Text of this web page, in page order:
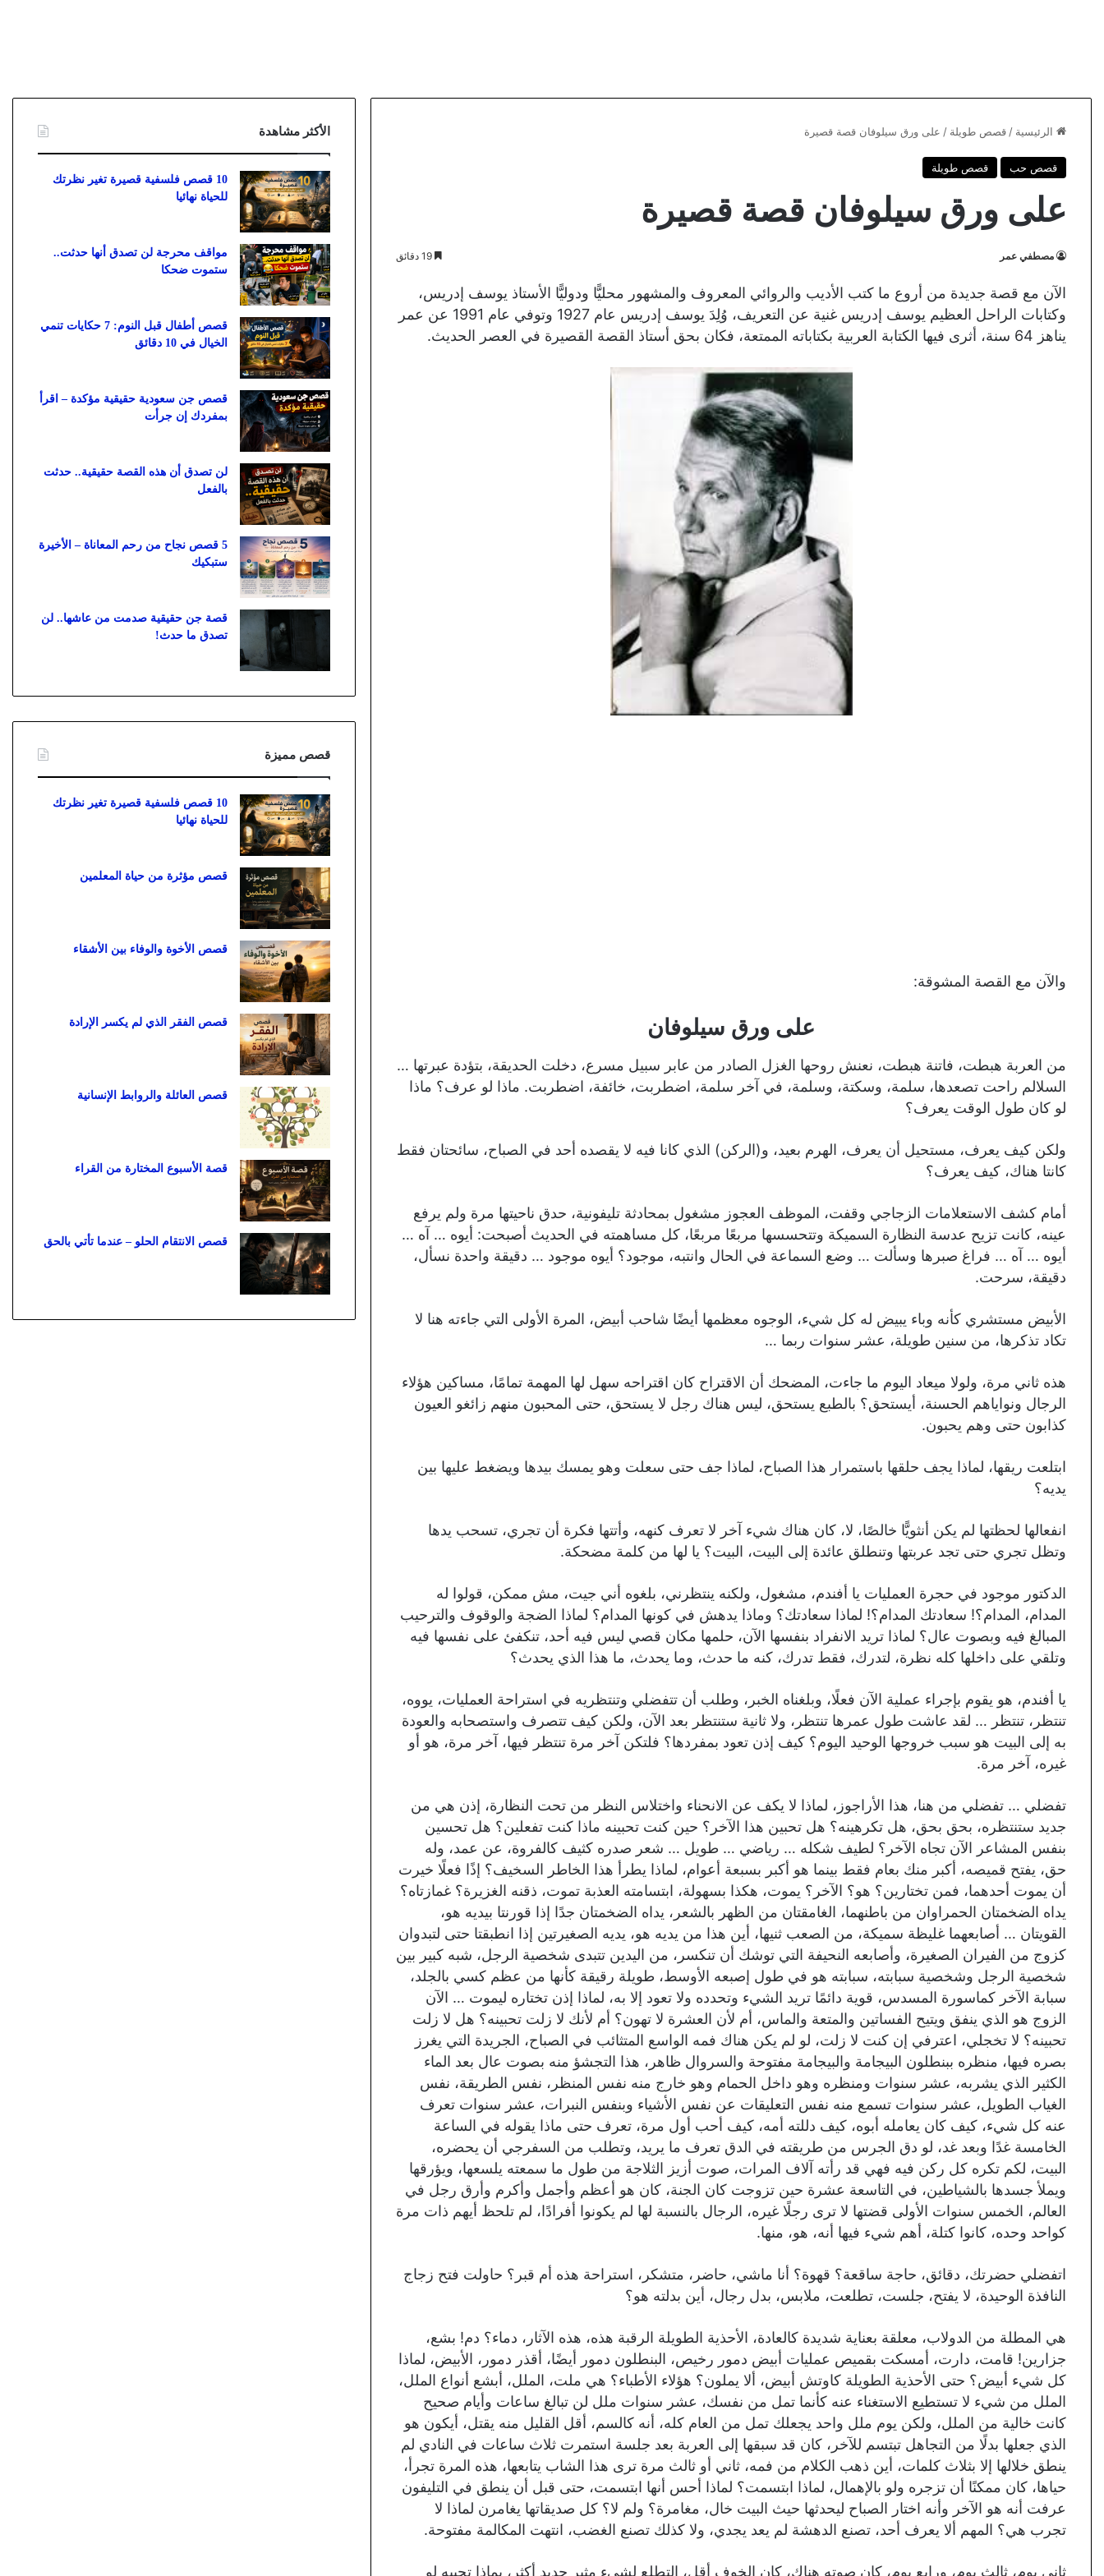
الرئيسية / قصص طويلة / على ورق سيلوفان قصة قصيرة
قصص حب قصص طويلة
على ورق سيلوفان قصة قصيرة
مصطفي عمر
الآن مع قصة جديدة من أروع ما كتب الأديب والروائي المعروف والمشهور محليًّا ودوليًّا الأستاذ يوسف إدريس،
وكتابات الراحل العظيم يوسف إدريس غنية عن التعريف، وُلِدَ يوسف إدريس عام 1927 وتوفي عام 1991 عن عمر
يناهز 64 سنة، أثرى فيها الكتابة العربية بكتاباته الممتعة، فكان بحق أستاذ القصة القصيرة في العصر الحديث.
والآن مع القصة المشوقة:
على ورق سيلوفان
من العربة هبطت، فاتنة هبطت، نعنش روحها الغزل الصادر من عابر سبيل مسرع، دخلت الحديقة، بتؤدة عبرتها …
السلالم راحت تصعدها، سلمة، وسكتة، وسلمة، في آخر سلمة، اضطربت، خائفة، اضطربت. ماذا لو عرف؟ ماذا
لو كان طول الوقت يعرف؟
ولكن كيف يعرف، مستحيل أن يعرف، الهرم بعيد، و(الركن) الذي كانا فيه لا يقصده أحد في الصباح، سائحتان فقط
كانتا هناك، كيف يعرف؟
أمام كشف الاستعلامات الزجاجي وقفت، الموظف العجوز مشغول بمحادثة تليفونية، حدق ناحيتها مرة ولم يرفع
عينه، كانت تزيح عدسة النظارة السميكة وتتحسسها مربعًا مربعًا، كل مساهمته في الحديث أصبحت: أيوه … آه …
أيوه … آه … فراغ صبرها وسألت … وضع السماعة في الحال وانتبه، موجود؟ أيوه موجود … دقيقة واحدة نسأل،
دقيقة، سرحت.
الأبيض مستشري كأنه وباء يبيض له كل شيء، الوجوه معظمها أيضًا شاحب أبيض، المرة الأولى التي جاءته هنا لا
تكاد تذكرها، من سنين طويلة، عشر سنوات ربما …
هذه ثاني مرة، ولولا ميعاد اليوم ما جاءت، المضحك أن الاقتراح كان اقتراحه سهل لها المهمة تمامًا، مساكين هؤلاء
الرجال ونواياهم الحسنة، أيستحق؟ بالطبع يستحق، ليس هناك رجل لا يستحق، حتى المحبون منهم زائغو العيون
كذابون حتى وهم يحبون.
ابتلعت ريقها، لماذا يجف حلقها باستمرار هذا الصباح، لماذا جف حتى سعلت وهو يمسك بيدها ويضغط عليها بين
يديه؟
انفعالها لحظتها لم يكن أنثويًّا خالصًا، لا، كان هناك شيء آخر لا تعرف كنهه، وأتتها فكرة أن تجري، تسحب يدها
وتظل تجري حتى تجد عربتها وتنطلق عائدة إلى البيت، البيت؟ يا لها من كلمة مضحكة.
الدكتور موجود في حجرة العمليات يا أفندم، مشغول، ولكنه ينتظرني، بلغوه أني جيت، مش ممكن، قولوا له
المدام، المدام؟! سعادتك المدام؟! لماذا سعادتك؟ وماذا يدهش في كونها المدام؟ لماذا الضجة والوقوف والترحيب
المبالغ فيه وبصوت عال؟ لماذا تريد الانفراد بنفسها الآن، حلمها مكان قصي ليس فيه أحد، تنكفئ على نفسها فيه
وتلقي على داخلها كله نظرة، لتدرك، فقط تدرك، كنه ما حدث، وما يحدث، ما هذا الذي يحدث؟
يا أفندم، هو يقوم بإجراء عملية الآن فعلًا، وبلغناه الخبر، وطلب أن تتفضلي وتنتظريه في استراحة العمليات، يووه،
تنتظر، تنتظر … لقد عاشت طول عمرها تنتظر، ولا ثانية ستنتظر بعد الآن، ولكن كيف تتصرف واستصحابه والعودة
به إلى البيت هو سبب خروجها الوحيد اليوم؟ كيف إذن تعود بمفردها؟ فلتكن آخر مرة تنتظر فيها، آخر مرة، هو أو
غيره، آخر مرة.
تفضلي … تفضلي من هنا، هذا الأراجوز، لماذا لا يكف عن الانحناء واختلاس النظر من تحت النظارة، إذن هي من
جديد ستنتظره، بحق بحق، هل تكرهينه؟ هل تحبين هذا الآخر؟ حين كنت تحبينه ماذا كنت تفعلين؟ هل تحسين
بنفس المشاعر الآن تجاه الآخر؟ لطيف شكله … رياضي … طويل … شعر صدره كثيف كالفروة، عن عمد، وله
حق، يفتح قميصه، أكبر منك بعام فقط بينما هو أكبر بسبعة أعوام، لماذا يطرأ هذا الخاطر السخيف؟ إذًا فعلًا خيرت
أن يموت أحدهما، فمن تختارين؟ هو؟ الآخر؟ يموت، هكذا بسهولة، ابتسامته العذبة تموت، ذقنه الغزيرة؟ غمازتاه؟
يداه الضخمتان الحمراوان من باطنهما، الغامقتان من الظهر بالشعر، يداه الضخمتان جدًا إذا قورنتا بيديه هو،
القويتان … أصابعهما غليظة سميكة، من الصعب ثنيها، أين هذا من يديه هو، يديه الصغيرتين إذا انطبقتا حتى لتبدوان
كزوج من الفيران الصغيرة، وأصابعه النحيفة التي توشك أن تنكسر، من اليدين تتبدى شخصية الرجل، شبه كبير بين
شخصية الرجل وشخصية سبابته، سبابته هو في طول إصبعه الأوسط، طويلة رقيقة كأنها من عظم كسي بالجلد،
سبابة الآخر كماسورة المسدس، قوية دائمًا تريد الشيء وتحدده ولا تعود إلا به، لماذا إذن تختاره ليموت … الآن
الزوج هو الذي ينفق ويتيح الفساتين والمتعة والماس، أم لأن العشرة لا تهون؟ أم لأنك لا زلت تحبينه؟ هل لا زلت
تحبينه؟ لا تخجلي، اعترفي إن كنت لا زلت، لو لم يكن هناك فمه الواسع المتثائب في الصباح، الجريدة التي يغرز
بصره فيها، منظره ببنطلون البيجامة والبيجامة مفتوحة والسروال ظاهر، هذا التجشؤ منه بصوت عال بعد الماء
الكثير الذي يشربه، عشر سنوات ومنظره وهو داخل الحمام وهو خارج منه نفس المنظر، نفس الطريقة، نفس
الغياب الطويل، عشر سنوات تسمع منه نفس التعليقات عن نفس الأشياء وبنفس النبرات، عشر سنوات تعرف
عنه كل شيء، كيف كان يعامله أبوه، كيف دللته أمه، كيف أحب أول مرة، تعرف حتى ماذا يقوله في الساعة
الخامسة غدًا وبعد غد، لو دق الجرس من طريقته في الدق تعرف ما يريد، وتطلب من السفرجي أن يحضره،
البيت، لكم تكره كل ركن فيه فهي قد رأته آلاف المرات، صوت أزيز الثلاجة من طول ما سمعته يلسعها، ويؤرقها
ويملأ جسدها بالشياطين، في التاسعة عشرة حين تزوجت كان الجنة، كان هو أعظم وأجمل وأكرم وأرق رجل في
العالم، الخمس سنوات الأولى قضتها لا ترى رجلًا غيره، الرجال بالنسبة لها لم يكونوا أفرادًا، لم تلحظ أيهم ذات مرة
كواحد وحده، كانوا كتلة، أهم شيء فيها أنه، هو، منها.
اتفضلي حضرتك، دقائق، حاجة ساقعة؟ قهوة؟ أنا ماشي، حاضر، متشكر، استراحة هذه أم قبر؟ حاولت فتح زجاج
النافذة الوحيدة، لا يفتح، جلست، تطلعت، ملابس، بدل رجال، أين بدلته هو؟
هي المطلة من الدولاب، معلقة بعناية شديدة كالعادة، الأحذية الطويلة الرقبة هذه، هذه الآثار، دماء؟ دم! بشع،
جزارين! قامت، دارت، أمسكت بقميص عمليات أبيض دمور رخيص، البنطلون دمور أيضًا، أقذر دمور، الأبيض، لماذا
كل شيء أبيض؟ حتى الأحذية الطويلة كاوتش أبيض، ألا يملون؟ هؤلاء الأطباء؟ هي ملت، الملل، أبشع أنواع الملل،
الملل من شيء لا تستطيع الاستغناء عنه كأنما تمل من نفسك، عشر سنوات ملل لن تبالغ ساعات وأيام صحيح
كانت خالية من الملل، ولكن يوم ملل واحد يجعلك تمل من العام كله، أنه كالسم، أقل القليل منه يقتل، أيكون هو
الذي جعلها بدلًا من التجاهل تبتسم للآخر، كان قد سبقها إلى العربة بعد جلسة استمرت ثلاث ساعات في النادي لم
ينطق خلالها إلا بثلاث كلمات، أين ذهب الكلام من فمه، ثاني أو ثالث مرة ترى هذا الشاب يتابعها، هذه المرة تجرأ،
حياها، كان ممكنًا أن تزجره ولو بالإهمال، لماذا ابتسمت؟ لماذا أحس أنها ابتسمت، حتى قبل أن ينطق في التليفون
عرفت أنه هو الآخر وأنه اختار الصباح ليحدثها حيث البيت خال، مغامرة؟ ولم لا؟ كل صديقاتها يغامرن لماذا لا
تجرب هي؟ المهم ألا يعرف أحد، تصنع الدهشة لم يعد يجدي، ولا كذلك تصنع الغضب، انتهت المكالمة مفتوحة.
ثاني يوم، ثالث يوم، ورابع يوم، كان صوته هناك، كان الخوف أقل، التطلع لشيء مثير جديد أكثر، بماذا تجيبه لو
الأكثر مشاهدة
10 قصص فلسفية قصيرة تغير نظرتك
للحياة نهائيا
مواقف محرجة لن تصدق أنها حدثت..
ستموت ضحكا
قصص أطفال قبل النوم: 7 حكايات تنمي
الخيال في 10 دقائق
قصص جن سعودية حقيقية مؤكدة – اقرأ
بمفردك إن جرأت
لن تصدق أن هذه القصة حقيقية.. حدثت
بالفعل
5 قصص نجاح من رحم المعاناة – الأخيرة
ستبكيك
قصة جن حقيقية صدمت من عاشها.. لن
تصدق ما حدث!
قصص مميزة
10 قصص فلسفية قصيرة تغير نظرتك
للحياة نهائيا
قصص مؤثرة من حياة المعلمين
قصص الأخوة والوفاء بين الأشقاء
قصص الفقر الذي لم يكسر الإرادة
قصص العائلة والروابط الإنسانية
قصة الأسبوع المختارة من القراء
قصص الانتقام الحلو – عندما تأتي بالحق